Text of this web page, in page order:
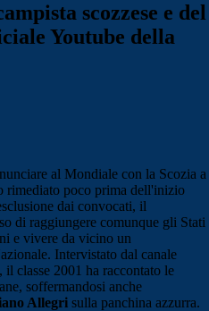
scozzese e del
Youtube della
al Mondiale con la Scozia a
rimediato poco prima dell'inizio
dai convocati, il
di raggiungere comunque gli Stati
e vivere da vicino un
Intervistato dal canale
il classe 2001 ha raccontato le
soffermandosi anche
Allegri sulla panchina azzurra.